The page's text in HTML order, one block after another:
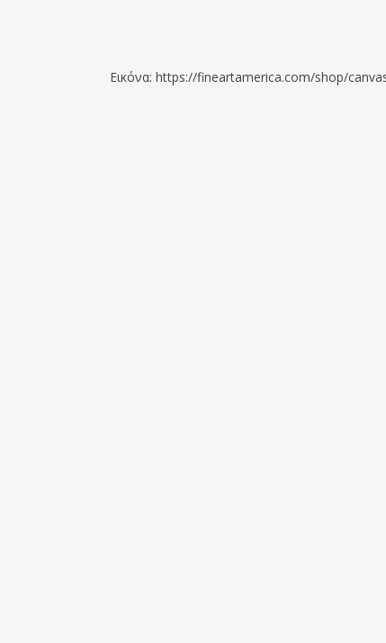
Εικόνα: https://fineartamerica.com/shop/